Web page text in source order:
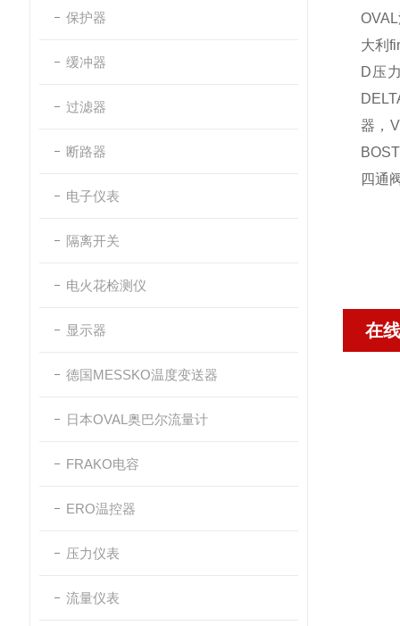
保护器
缓冲器
过滤器
断路器
电子仪表
隔离开关
电火花检测仪
显示器
德国MESSKO温度变送器
日本OVAL奥巴尔流量计
FRAKO电容
ERO温控器
压力仪表
流量仪表
OVAL
大利
D压
器，
四通
在